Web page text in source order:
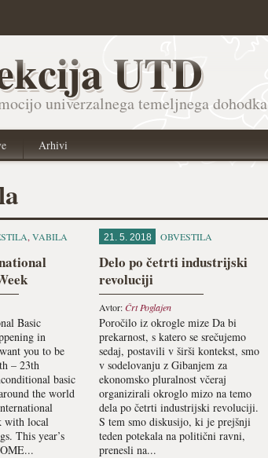
UTD
univerzalnega temeljnega dohodka
Arhivi
, VABILA
Basic
in
you to be
– 23th
basic
the world
with local
This year’s
21. 5. 2018 OBVESTILA
Delo po četrti industrijski
revoluciji
Avtor:Črt Poglajen
Poročilo iz okrogle mize Da bi
prekarnost, s katero se srečujemo
sedaj, postavili v širši kontekst, smo
v sodelovanju z Gibanjem za
ekonomsko pluralnost včeraj
organizirali okroglo mizo na temo
dela po četrti industrijski revoluciji.
S tem smo diskusijo, ki je prejšnji
teden potekala na politični ravni,
prenesli na...